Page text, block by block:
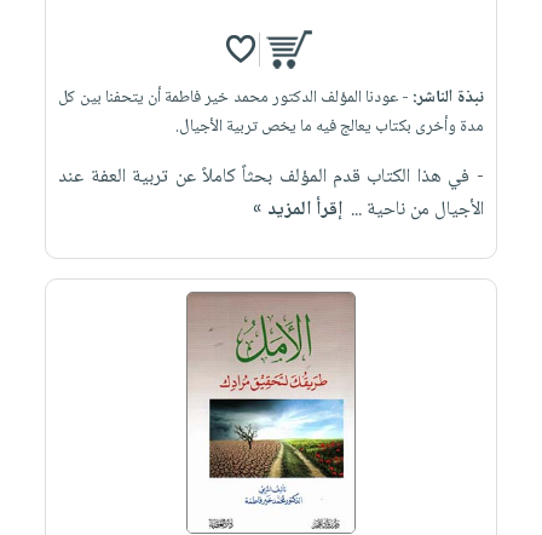
نبذة الناشر: - عودنا المؤلف الدكتور محمد خير فاطمة أن يتحفنا بين كل
مدة وأخرى بكتاب يعالج فيه ما يخص تربية الأجيال.
- في هذا الكتاب قدم المؤلف بحثاً كاملاً عن تربية العفة عند
الأجيال من ناحية ... إقرأ المزيد »